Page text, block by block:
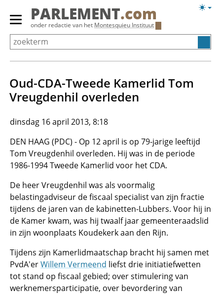
Overslaan
Primair
menu
tonen/verbergen
PARLEMENT.com
onder redactie van het Montesquieu Instituut
Oud-CDA-Tweede Kamerlid Tom
Vreugdenhil overleden
dinsdag 16 april 2013, 8:18
DEN HAAG (PDC) - Op 12 april is op 79-jarige leeftijd
Tom Vreugdenhil overleden. Hij was in de periode
1986-1994 Tweede Kamerlid voor het CDA.
De heer Vreugdenhil was als voormalig
belastingadviseur de fiscaal specialist van zijn fractie
tijdens de jaren van de kabinetten-Lubbers. Voor hij in
de Kamer kwam, was hij twaalf jaar gemeenteraadslid
in zijn woonplaats Koudekerk aan den Rijn.
Tijdens zijn Kamerlidmaatschap bracht hij samen met
PvdA'erWillem Vermeend liefst drie initiatiefwetten
tot stand op fiscaal gebied; over stimulering van
werknemersparticipatie, over bevordering van